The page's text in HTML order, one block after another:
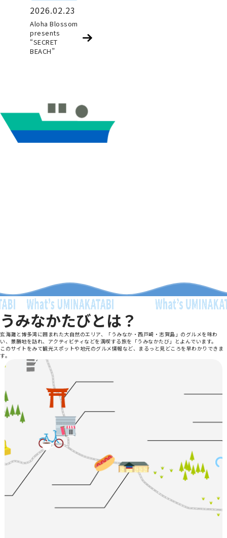
2026.02.23
Aloha Blossom
presents
“SECRET
BEACH”
うみなかたびとは？
玄海灘と博多湾に囲まれた大自然のエリア、「うみなか・西戸崎・志賀島」のグルメを味わ
い、景勝地を訪れ、アクティビティなどを満喫する旅を「うみなかたび」とよんでいます。
このサイトをみて観光スポットや地元のグルメ情報など、まるっと見どころを早わかりできま
す。